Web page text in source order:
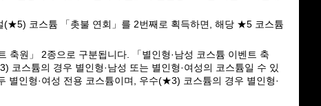
(★5) 코스튬 「촛불 연회」를 2번째로 획득하면, 해당 ★5 코스튬
축원」 2종으로 구분됩니다. 「별인형·남성 코스튬 이벤트 축
스튬의 경우 별인형·남성 또는 별인형·여성의 코스튬일 수 있
인형·여성 전용 코스튬이며, 우수(★3) 코스튬의 경우 별인형·